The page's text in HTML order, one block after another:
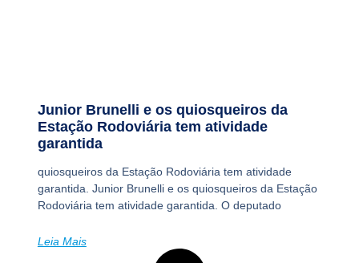
Junior Brunelli e os quiosqueiros da
Estação Rodoviária tem atividade
garantida
quiosqueiros da Estação Rodoviária tem atividade
garantida. Junior Brunelli e os quiosqueiros da Estação
Rodoviária tem atividade garantida. O deputado
Leia Mais